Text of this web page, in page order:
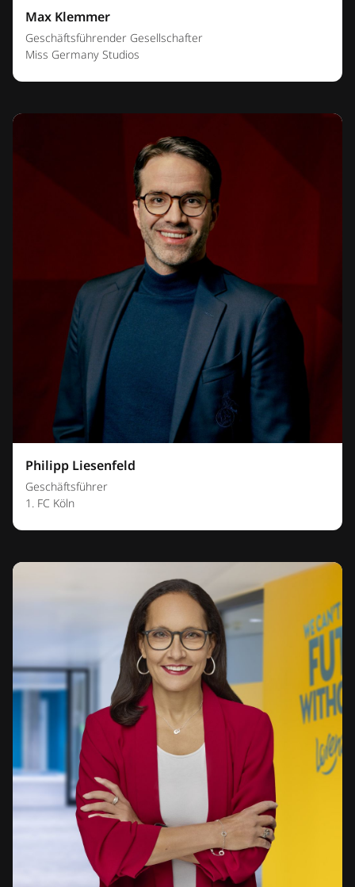
Max Klemmer
Geschäftsführender Gesellschafter
Miss Germany Studios
Philipp Liesenfeld
Geschäftsführer
1. FC Köln